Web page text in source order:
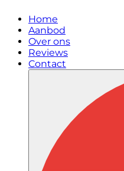
Home
Aanbod
Over ons
Reviews
Contact